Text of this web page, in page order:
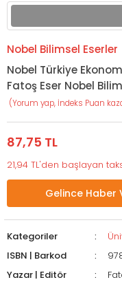
Nobel Bilimsel Eserler
Nobel Türkiye
Fatoş Eser Nobel
(Yorum yap, İndeks Puan
87,75 TL
21,94 TL'den başlayan
Gelince Haber
Kategoriler
ISBN | Barkod
Yazar | Editör